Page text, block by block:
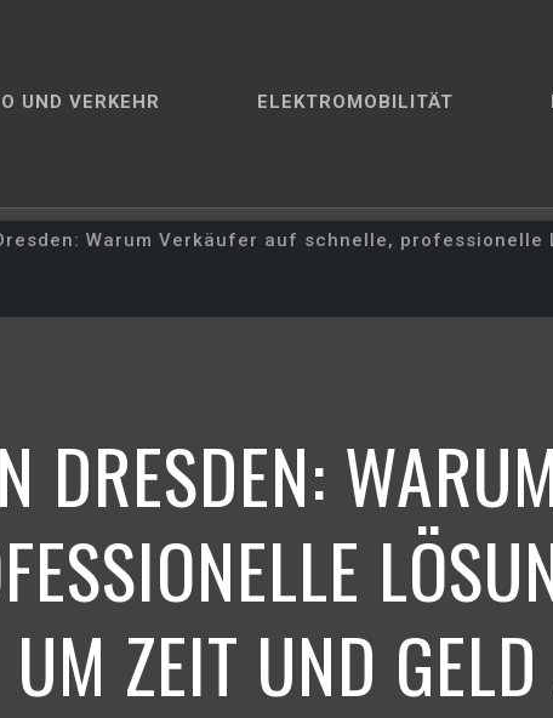
UND VERKEHR ELEKTROMOBILITÄT
Warum Verkäufer auf schnelle, professionelle
DRESDEN:
UM ZEIT UND